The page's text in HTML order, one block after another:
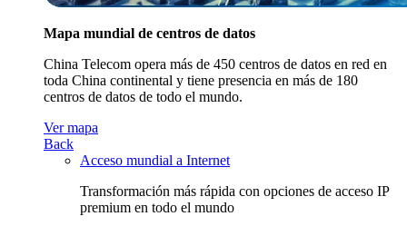
Mapa mundial de centros de datos
China Telecom opera más de 450 centros de datos en red en
toda China continental y tiene presencia en más de 180
centros de datos de todo el mundo.
Ver mapa
Back
Acceso mundial a Internet
Transformación más rápida con opciones de acceso IP
premium en todo el mundo